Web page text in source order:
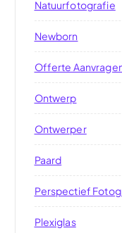
Natuurfotografie
Newborn
Offerte
Ontwerp
Ontwerper
Paard
Perspectief
Plexiglas